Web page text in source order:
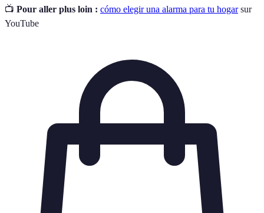
📺 Pour aller plus loin : cómo elegir una alarma para tu hogarsur
YouTube